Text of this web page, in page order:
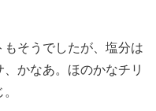
そうでしたが、塩分は
かなあ。ほのかなチリ